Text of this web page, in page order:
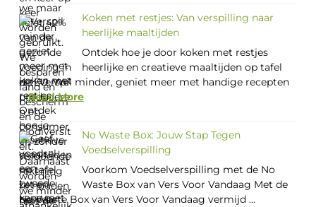
Koken met restjes: Van verspilling naar
heerlijke maaltijden
Ontdek hoe je door koken met restjes
heerlijke en creatieve maaltijden op tafel
zet. Verspil minder, geniet meer met handige recepten
...Read More
No Waste Box: Jouw Stap Tegen
Voedselverspilling
Voorkom Voedselverspilling met de No
Waste Box van Vers Voor Vandaag Met de
No Waste Box van Vers Voor Vandaag vermijd ...